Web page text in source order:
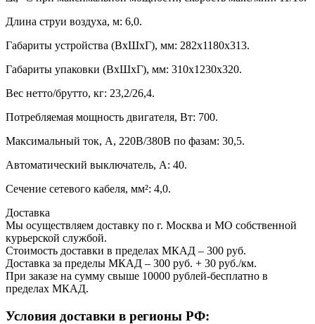
Длина струи воздуха, м: 6,0.
Габариты устройства (ВхШхГ), мм: 282х1180х313.
Габариты упаковки (ВхШхГ), мм: 310х1230х320.
Вес нетто/брутто, кг: 23,2/26,4.
Потребляемая мощность двигателя, Вт: 700.
Максимальный ток, А, 220В/380В по фазам: 30,5.
Автоматический выключатель, А: 40.
Сечение сетевого кабеля, мм²: 4,0.
Доставка
Мы осуществляем доставку по г. Москва и МО собственной
курьерской службой.
Стоимость доставки в пределах МКАД – 300 руб.
Доставка за пределы МКАД – 300 руб. + 30 руб./км.
При заказе на сумму свыше 10000 рублей-бесплатно в
пределах МКАД.
Условия доставки в регионы РФ: